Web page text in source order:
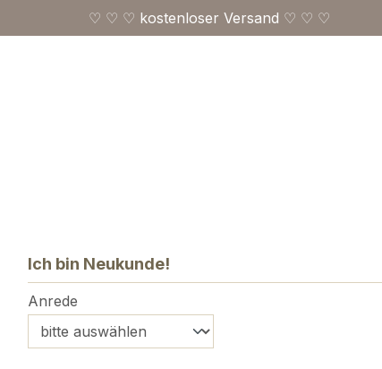
♡ ♡ ♡ kostenloser Versand ♡ ♡ ♡
Ich bin Neukunde!
Persönliche Informationen
Anrede